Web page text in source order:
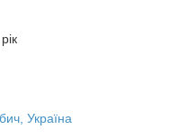
Україна